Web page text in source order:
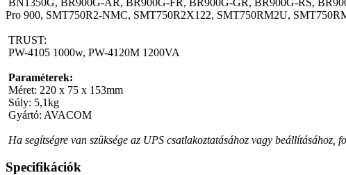
Pro 900, SMT750R2-NMC, SMT750R2X122, SMT750RM2U,
TRUST:
PW-4105 1000w, PW-4120M 1200VA
Paraméterek:
Méret: 220 x 75 x 153mm
Súly: 5,1kg
Gyártó: AVACOM
Ha segítségre van szüksége az UPS csatlakoztatásához vagy beállításához,
Specifikációk